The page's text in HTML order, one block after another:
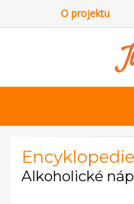
O projektu
Alkoholické